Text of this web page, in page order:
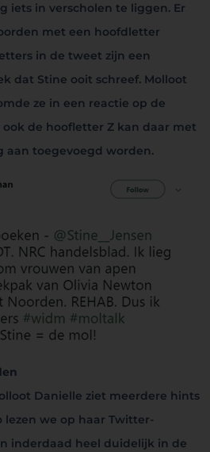
iets in verscholen te liggen. Er
met een hoofdletter
in de tweet zijn een
dat Stine ooit schreef. Molloot
ze in een reactie op de
de hoofletter Z kan daar met
aan toegevoegd worden.
Danielle ziet meerdere hints
lezen we op haar Twitter-
inderdaad heel duidelijk in de